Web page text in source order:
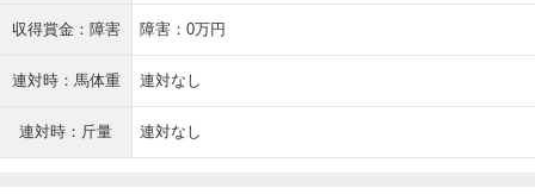
収得賞金：障害 障害：0万円
連対時：馬体重 連対なし
連対時：斤量 連対なし